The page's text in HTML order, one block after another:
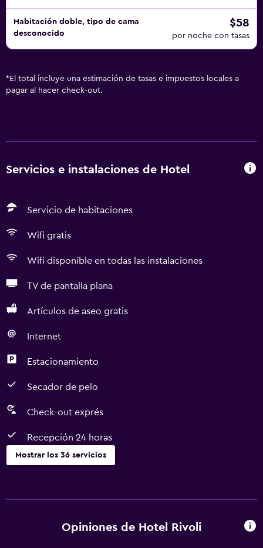
Habitación doble, tipo de cama
desconocido
$58
por noche con tasas
* El total incluye una estimación de tasas e impuestos locales a
pagar al hacer check-out.
Servicios e instalaciones de Hotel
Servicio de habitaciones
Wifi gratis
Wifi disponible en todas las instalaciones
TV de pantalla plana
Artículos de aseo gratis
Internet
Estacionamiento
Secador de pelo
Check-out exprés
Recepción 24 horas
Mostrar los 36 servicios
Wifi gratis
Opiniones de Hotel Rivoli